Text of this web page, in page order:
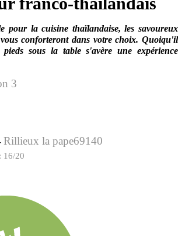
pour la cuisine thaïlandaise, les savoureux
conforteront dans votre choix. Quoiqu'il
sous la table s'avère une expérience
3
Rillieux la pape69140
16/20